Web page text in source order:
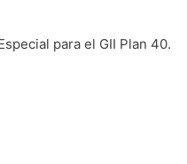
para el GII Plan 40.